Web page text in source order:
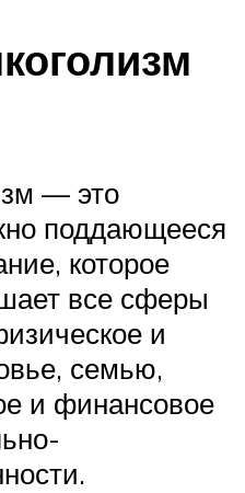
— это
поддающееся
которое
все сферы
и
семью,
и финансовое